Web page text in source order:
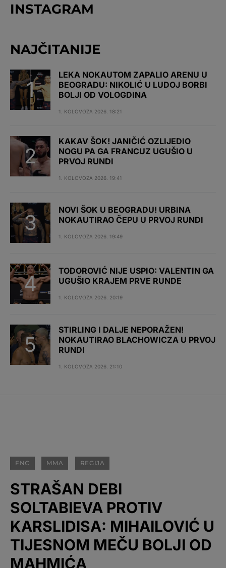
INSTAGRAM
NAJČITANIJE
LEKA NOKAUTOM ZAPALIO ARENU U
BEOGRADU: NIKOLIĆ U LUDOJ BORBI
BOLJI OD VOLOGDINA
1. KOLOVOZA 2026. 18:21
KAKAV ŠOK! JANIČIĆ OZLIJEDIO
NOGU PA GA FRANCUZ UGUŠIO U
PRVOJ RUNDI
1. KOLOVOZA 2026. 19:41
NOVI ŠOK U BEOGRADU! URBINA
NOKAUTIRAO ČEPU U PRVOJ RUNDI
1. KOLOVOZA 2026. 19:49
TODOROVIĆ NIJE USPIO: VALENTIN GA
UGUŠIO KRAJEM PRVE RUNDE
1. KOLOVOZA 2026. 20:19
STIRLING I DALJE NEPORAŽEN!
NOKAUTIRAO BLACHOWICZA U PRVOJ
RUNDI
1. KOLOVOZA 2026. 21:10
FNC MMA REGIJA
STRAŠAN DEBI
SOLTABIEVA PROTIV
KARSLIDISA: MIHAILOVIĆ U
TIJESNOM MEČU BOLJI OD
MAHMIĆA